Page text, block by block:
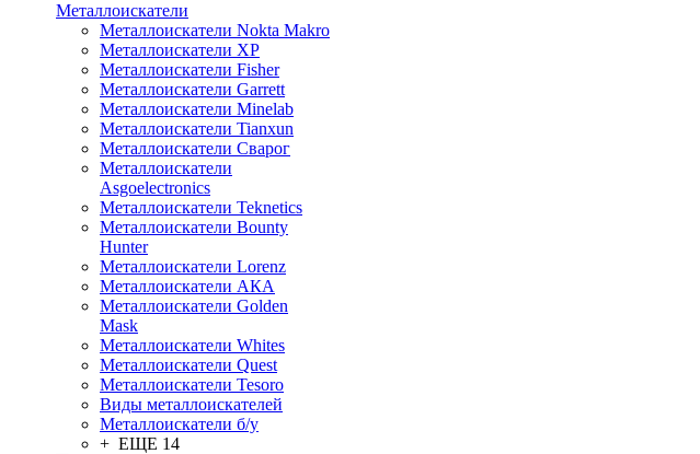
Металлоискатели
Металлоискатели Nokta Makro
Металлоискатели XP
Металлоискатели Fisher
Металлоискатели Garrett
Металлоискатели Minelab
Металлоискатели Tianxun
Металлоискатели Сварог
Металлоискатели
Asgoelectronics
Металлоискатели Teknetics
Металлоискатели Bounty
Hunter
Металлоискатели Lorenz
Металлоискатели АКА
Металлоискатели Golden
Mask
Металлоискатели Whites
Металлоискатели Quest
Металлоискатели Tesoro
Виды металлоискателей
Металлоискатели б/у
+ ЕЩЕ 14